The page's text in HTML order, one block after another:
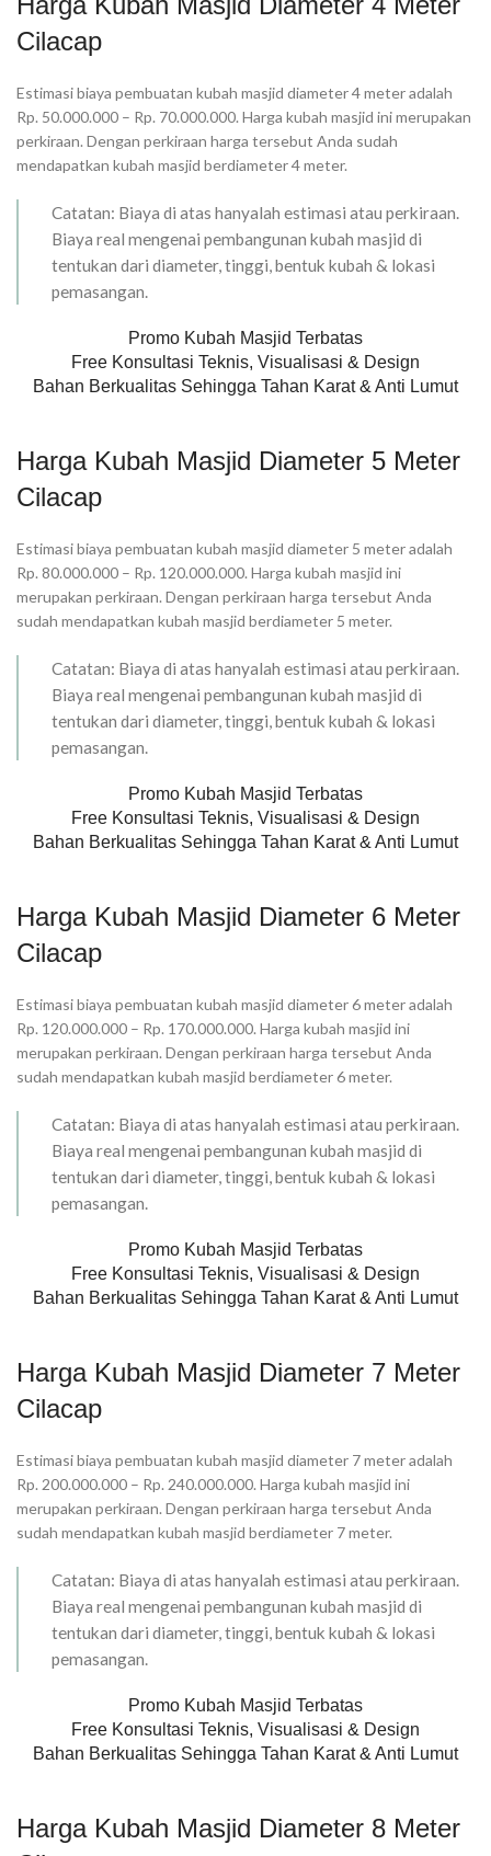
Cilacap
Estimasi biaya pembuatan kubah masjid diameter 4 meter adalah
Rp. 50.000.000 – Rp. 70.000.000. Harga kubah masjid ini merupakan
perkiraan. Dengan perkiraan harga tersebut Anda sudah
mendapatkan kubah masjid berdiameter 4 meter.
Catatan: Biaya di atas hanyalah estimasi atau perkiraan.
Biaya real mengenai pembangunan kubah masjid di
tentukan dari diameter, tinggi, bentuk kubah & lokasi
pemasangan.
Promo Kubah Masjid Terbatas
Free Konsultasi Teknis, Visualisasi & Design
Bahan Berkualitas Sehingga Tahan Karat & Anti Lumut
Harga Kubah Masjid Diameter 5 Meter
Cilacap
Estimasi biaya pembuatan kubah masjid diameter 5 meter adalah
Rp. 80.000.000 – Rp. 120.000.000. Harga kubah masjid ini
merupakan perkiraan. Dengan perkiraan harga tersebut Anda
sudah mendapatkan kubah masjid berdiameter 5 meter.
Catatan: Biaya di atas hanyalah estimasi atau perkiraan.
Biaya real mengenai pembangunan kubah masjid di
tentukan dari diameter, tinggi, bentuk kubah & lokasi
pemasangan.
Promo Kubah Masjid Terbatas
Free Konsultasi Teknis, Visualisasi & Design
Bahan Berkualitas Sehingga Tahan Karat & Anti Lumut
Harga Kubah Masjid Diameter 6 Meter
Cilacap
Estimasi biaya pembuatan kubah masjid diameter 6 meter adalah
Rp. 120.000.000 – Rp. 170.000.000. Harga kubah masjid ini
merupakan perkiraan. Dengan perkiraan harga tersebut Anda
sudah mendapatkan kubah masjid berdiameter 6 meter.
Catatan: Biaya di atas hanyalah estimasi atau perkiraan.
Biaya real mengenai pembangunan kubah masjid di
tentukan dari diameter, tinggi, bentuk kubah & lokasi
pemasangan.
Promo Kubah Masjid Terbatas
Free Konsultasi Teknis, Visualisasi & Design
Bahan Berkualitas Sehingga Tahan Karat & Anti Lumut
Harga Kubah Masjid Diameter 7 Meter
Cilacap
Estimasi biaya pembuatan kubah masjid diameter 7 meter adalah
Rp. 200.000.000 – Rp. 240.000.000. Harga kubah masjid ini
merupakan perkiraan. Dengan perkiraan harga tersebut Anda
sudah mendapatkan kubah masjid berdiameter 7 meter.
Catatan: Biaya di atas hanyalah estimasi atau perkiraan.
Biaya real mengenai pembangunan kubah masjid di
tentukan dari diameter, tinggi, bentuk kubah & lokasi
pemasangan.
Promo Kubah Masjid Terbatas
Free Konsultasi Teknis, Visualisasi & Design
Bahan Berkualitas Sehingga Tahan Karat & Anti Lumut
Harga Kubah Masjid Diameter 8 Meter